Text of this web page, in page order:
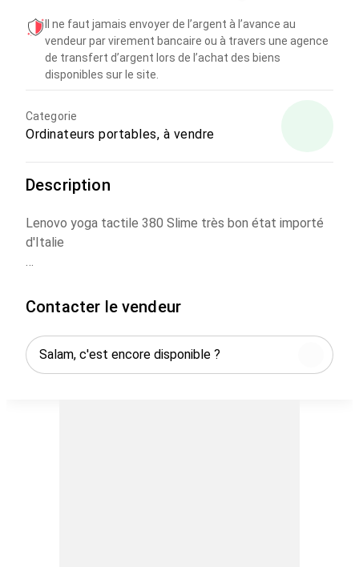
Il ne faut jamais envoyer de l’argent à l’avance au
vendeur par virement bancaire ou à travers une agence
de transfert d’argent lors de l’achat des biens
disponibles sur le site.
Categorie
Ordinateurs portables, à vendre
Description
Lenovo yoga tactile 380 Slime très bon état importé
d'Italie
- Ram 8
Contacter le vendeur